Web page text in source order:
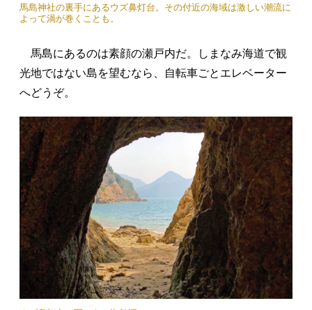
馬島神社の裏手にあるウズ鼻灯台。その付近の海域は激しい潮流に
よって渦が巻くことも。
馬島にあるのは素顔の瀬戸内だ。しまなみ海道で観
光地ではない島を望むなら、自転車ごとエレベーター
へどうぞ。